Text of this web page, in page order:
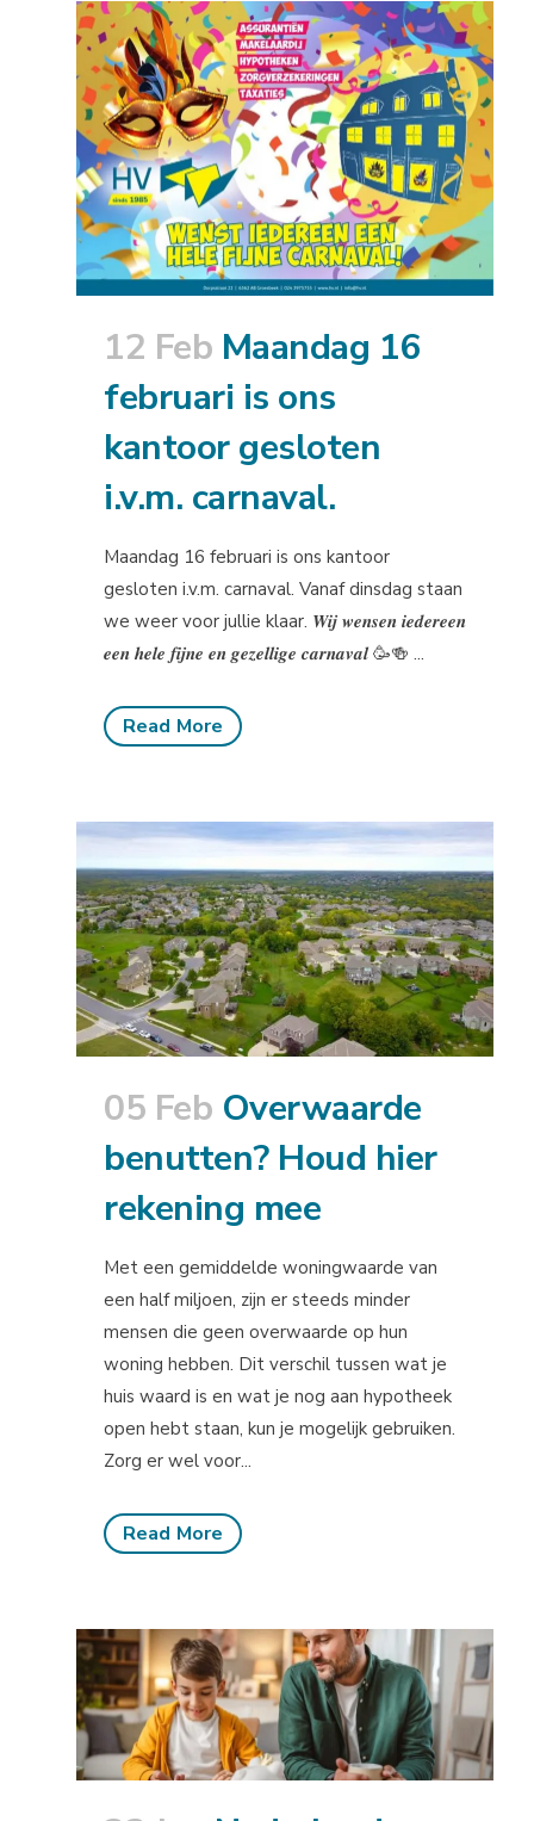
12 Feb Maandag 16
februari is ons
kantoor gesloten
i.v.m. carnaval.
Maandag 16 februari is ons kantoor
gesloten i.v.m. carnaval. Vanaf dinsdag staan
we weer voor jullie klaar. 𝑾𝒊𝒋 𝒘𝒆𝒏𝒔𝒆𝒏 𝒊𝒆𝒅𝒆𝒓𝒆𝒆𝒏
𝒆𝒆𝒏 𝒉𝒆𝒍𝒆 𝒇𝒊𝒋𝒏𝒆 𝒆𝒏 𝒈𝒆𝒛𝒆𝒍𝒍𝒊𝒈𝒆 𝒄𝒂𝒓𝒏𝒂𝒗𝒂𝒍 🥳🍻 ...
Read More
05 Feb Overwaarde
benutten? Houd hier
rekening mee
Met een gemiddelde woningwaarde van
een half miljoen, zijn er steeds minder
mensen die geen overwaarde op hun
woning hebben. Dit verschil tussen wat je
huis waard is en wat je nog aan hypotheek
open hebt staan, kun je mogelijk gebruiken.
Zorg er wel voor...
Read More